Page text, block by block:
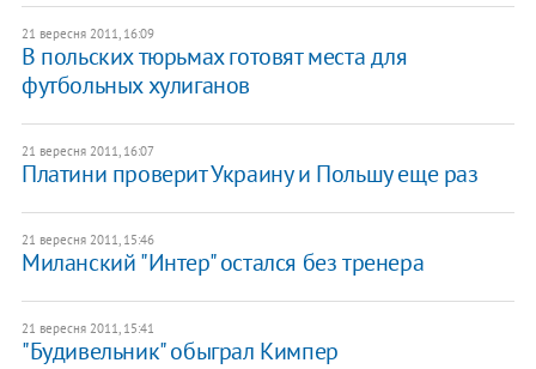
21 вересня 2011, 16:09
В польских тюрьмах готовят места для
футбольных хулиганов
21 вересня 2011, 16:07
Платини проверит Украину и Польшу еще раз
21 вересня 2011, 15:46
Миланский "Интер" остался без тренера
21 вересня 2011, 15:41
"Будивельник" обыграл Кимпер